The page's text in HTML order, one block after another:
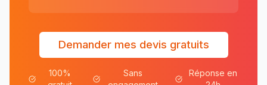
Demander mes devis gratuits
100%
Sans
Réponse en